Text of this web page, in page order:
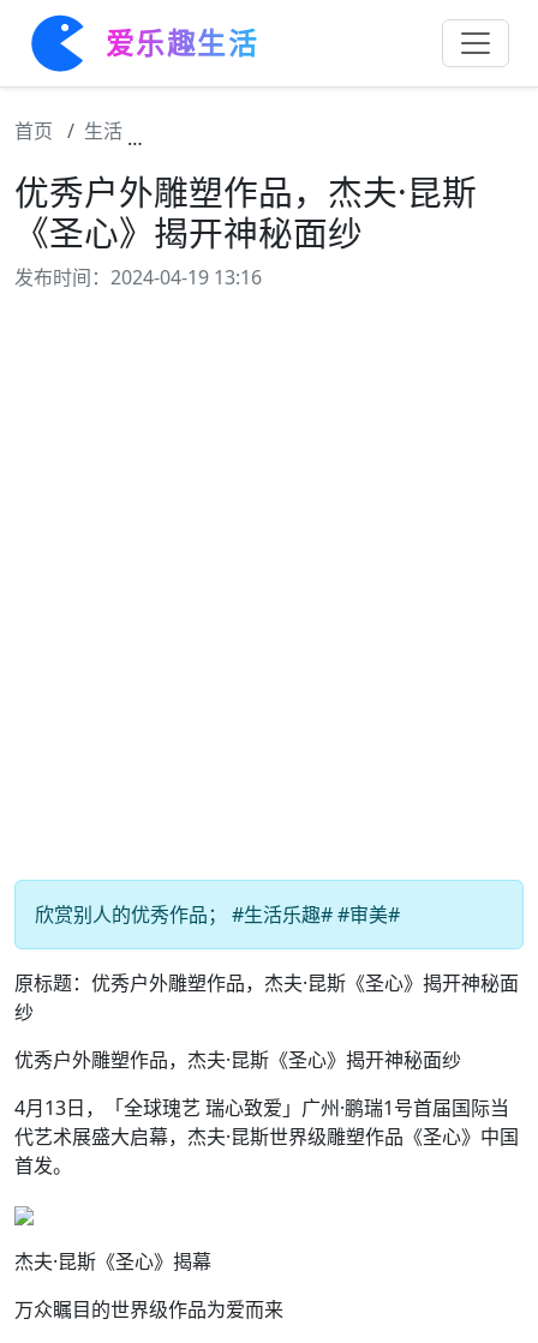
爱乐趣生活
首页 生活
优秀户外雕塑作品，杰夫·昆斯
《圣心》揭开神秘面纱
发布时间：2024-04-19 13:16
欣赏别人的优秀作品； #生活乐趣# #审美#
原标题：优秀户外雕塑作品，杰夫·昆斯《圣心》揭开神秘面
纱
优秀户外雕塑作品，杰夫·昆斯《圣心》揭开神秘面纱
4月13日，「全球瑰艺 瑞心致爱」广州·鹏瑞1号首届国际当
代艺术展盛大启幕，杰夫·昆斯世界级雕塑作品《圣心》中国
首发。
杰夫·昆斯《圣心》揭幕
万众瞩目的世界级作品为爱而来